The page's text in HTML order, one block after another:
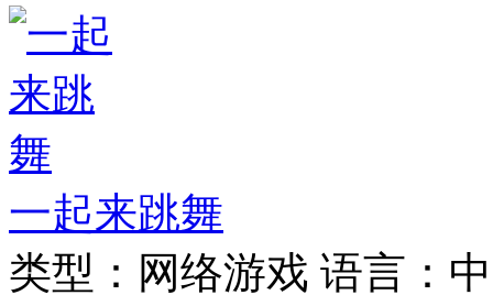
一起来跳舞
类型： 网络游戏 语言：